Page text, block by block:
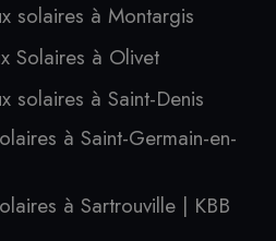
solaires à Montargis
Solaires à Olivet
solaires à Saint-Denis
à Saint-Germain-en-
à Sartrouville | KBB